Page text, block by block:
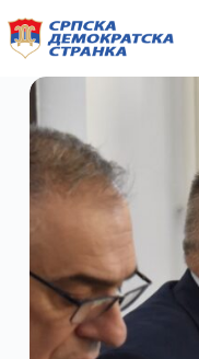
Вијести
Изабрани
Контакт